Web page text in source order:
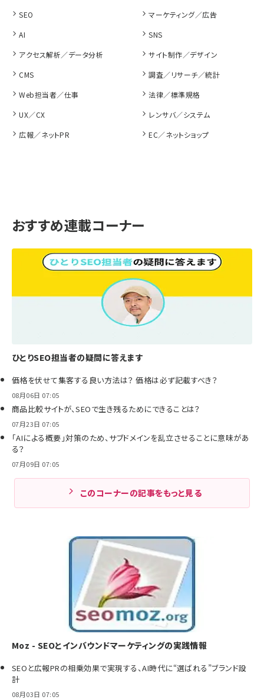
SEO
マーケティング／広告
AI
SNS
アクセス解析／データ分析
サイト制作／デザイン
CMS
調査／リサーチ／統計
Web担当者／仕事
法律／標準規格
UX／CX
レンサバ／システム
広報／ネットPR
EC／ネットショップ
おすすめ連載コーナー
ひとりSEO担当者の疑問に答えます
価格を伏せて集客する良い方法は？ 価格は必ず記載すべき？
08月06日 07:05
商品比較サイトが、SEOで生き残るためにできることは？
07月23日 07:05
「AIによる概要」対策のため、サブドメインを乱立させることに意味があ
る？
07月09日 07:05
このコーナーの記事をもっと見る
Moz - SEOとインバウンドマーケティングの実践情報
SEOと広報PRの相乗効果で実現する、AI時代に“選ばれる”ブランド設
計
08月03日 07:05